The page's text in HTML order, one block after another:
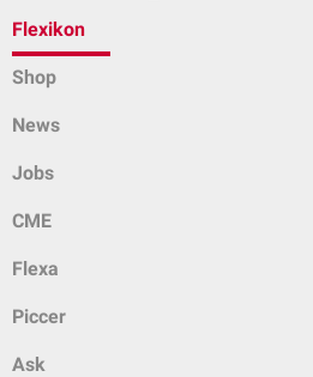
Flexikon
Shop
News
Jobs
CME
Flexa
Piccer
Ask